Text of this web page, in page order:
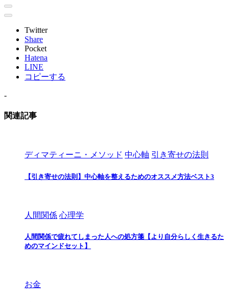
Twitter
Share
Pocket
Hatena
LINE
コピーする
-
関連記事
ディマティーニ・メソッド 中心軸 引き寄せの法則
【引き寄せの法則】中心軸を整えるためのオススメ方法ベスト3
人間関係 心理学
人間関係で疲れてしまった人への処方箋【より自分らしく生きるた
めのマインドセット】
お金